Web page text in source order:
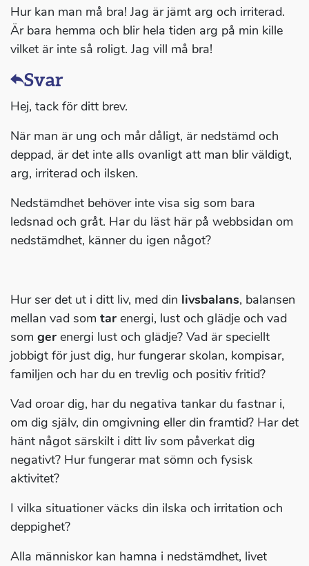
Hur kan man må bra! Jag är jämt arg och irriterad.
Är bara hemma och blir hela tiden arg på min kille
vilket är inte så roligt. Jag vill må bra!
Svar
Hej, tack för ditt brev.
När man är ung och mår dåligt, är nedstämd och
deppad, är det inte alls ovanligt att man blir väldigt,
arg, irriterad och ilsken.
Nedstämdhet behöver inte visa sig som bara
ledsnad och gråt. Har du läst här på webbsidan om
nedstämdhet, känner du igen något?
Hur ser det ut i ditt liv, med din livsbalans, balansen
mellan vad som tar energi, lust och glädje och vad
som ger energi lust och glädje? Vad är speciellt
jobbigt för just dig, hur fungerar skolan, kompisar,
familjen och har du en trevlig och positiv fritid?
Vad oroar dig, har du negativa tankar du fastnar i,
om dig själv, din omgivning eller din framtid? Har det
hänt något särskilt i ditt liv som påverkat dig
negativt? Hur fungerar mat sömn och fysisk
aktivitet?
I vilka situationer väcks din ilska och irritation och
deppighet?
Alla människor kan hamna i nedstämdhet, livet